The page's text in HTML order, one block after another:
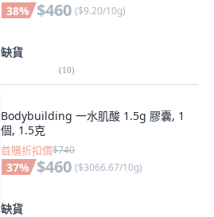
38% $460 ($9.20/10g)
缺貨
(10)
Bodybuilding 一水肌酸 1.5g 膠囊, 1
個, 1.5克
首購折扣價$740
37% $460 ($3066.67/10g)
缺貨